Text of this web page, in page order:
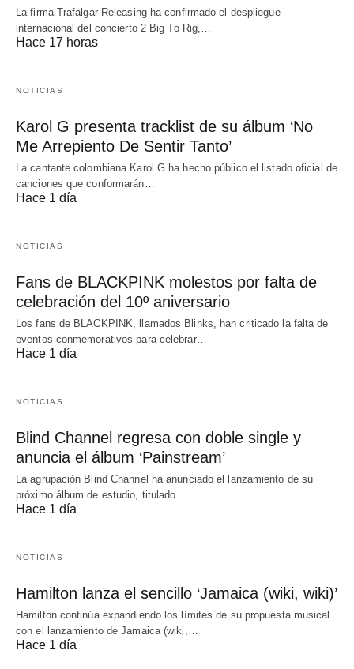
La firma Trafalgar Releasing ha confirmado el despliegue
internacional del concierto 2 Big To Rig,…
Hace 17 horas
NOTICIAS
Karol G presenta tracklist de su álbum ‘No
Me Arrepiento De Sentir Tanto’
La cantante colombiana Karol G ha hecho público el listado oficial de
canciones que conformarán…
Hace 1 día
NOTICIAS
Fans de BLACKPINK molestos por falta de
celebración del 10º aniversario
Los fans de BLACKPINK, llamados Blinks, han criticado la falta de
eventos conmemorativos para celebrar…
Hace 1 día
NOTICIAS
Blind Channel regresa con doble single y
anuncia el álbum ‘Painstream’
La agrupación Blind Channel ha anunciado el lanzamiento de su
próximo álbum de estudio, titulado…
Hace 1 día
NOTICIAS
Hamilton lanza el sencillo ‘Jamaica (wiki, wiki)’
Hamilton continúa expandiendo los límites de su propuesta musical
con el lanzamiento de Jamaica (wiki,…
Hace 1 día